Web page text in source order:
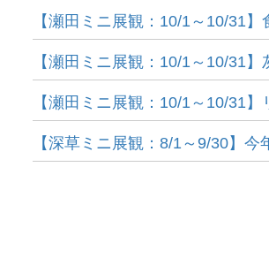
【瀬田ミニ展観：10/1～10/31
【瀬田ミニ展観：10/1～10/31
【瀬田ミニ展観：10/1～10/31
【深草ミニ展観：8/1～9/30】今